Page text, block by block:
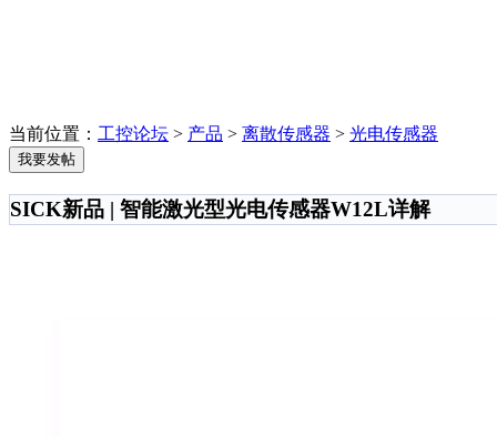
当前位置： 工控论坛 > 产品 > 离散传感器 > 光电传感器
我要发帖
SICK新品 | 智能激光型光电传感器W12L详解